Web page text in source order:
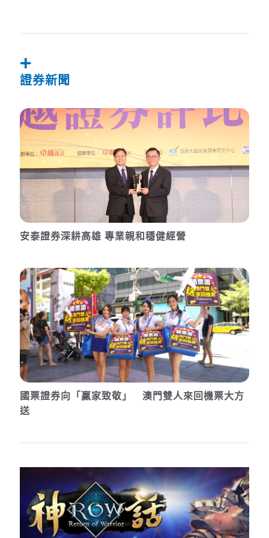
證券新聞
安泰證券深耕高雄 專業親和穩健經營
國票證券向「贏家致敬」 澳門雙人來回機票大方
送